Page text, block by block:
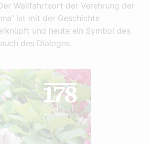
Wallfahrtsort der Verehrung der
ist mit der Geschichte
und heute ein Symbol des
des Dialoges.